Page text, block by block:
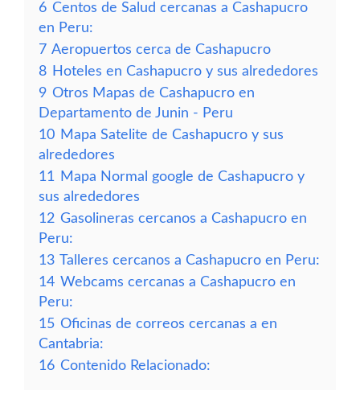
6 Centos de Salud cercanas a Cashapucro
en Peru:
7 Aeropuertos cerca de Cashapucro
8 Hoteles en Cashapucro y sus alrededores
9 Otros Mapas de Cashapucro en
Departamento de Junin - Peru
10 Mapa Satelite de Cashapucro y sus
alrededores
11
Mapa Normal google de Cashapucro y
sus alrededores
12 Gasolineras cercanos a Cashapucro en
Peru:
13 Talleres cercanos a Cashapucro en Peru:
14 Webcams cercanas a Cashapucro en
Peru:
15 Oficinas de correos cercanas a en
Cantabria:
16 Contenido Relacionado: